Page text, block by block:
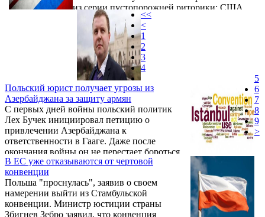
из серии пустопорожней риторики: США
не готовы к войне с Россией, и в России об
этом знают…
Польский юрист получает угрозы из
Азербайджана за защиту армян
С первых дней войны польский политик
Лех Бучек инициировал петицию о
привлечении Азербайджана к
ответственности в Гааге. Даже после
окончания войны он не перестает бороться
за справедливость. Корреспондент Sputnik
Армения Марианна Пайтян провела
эксклюзивное интервью с польским
деятелем.
В ЕС уже отказываются от чертовой
конвенции
Польша "проснулась", заявив о своем
намерении выйти из Стамбульской
конвенции. Министр юстиции страны
Збигнев Зебро заявил, что конвенция
<<
<
1
2
3
4
5
6
7
8
9
>